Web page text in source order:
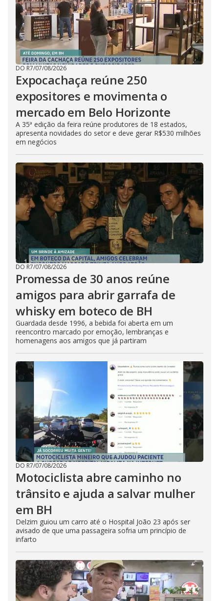
DO R7/07/08/2026
Expocachaça reúne 250
expositores e movimenta o
mercado em Belo Horizonte
A 35ª edição da feira reúne produtores de 18 estados,
apresenta novidades do setor e deve gerar R$530 milhões
em negócios
DO R7/07/08/2026
Promessa de 30 anos reúne
amigos para abrir garrafa de
whisky em boteco de BH
Guardada desde 1996, a bebida foi aberta em um
reencontro marcado por emoção, lembranças e
homenagens aos amigos que já partiram
DO R7/07/08/2026
Motociclista abre caminho no
trânsito e ajuda a salvar mulher
em BH
Delzim guiou um carro até o Hospital João 23 após ser
avisado de que uma passageira sofria um princípio de
infarto